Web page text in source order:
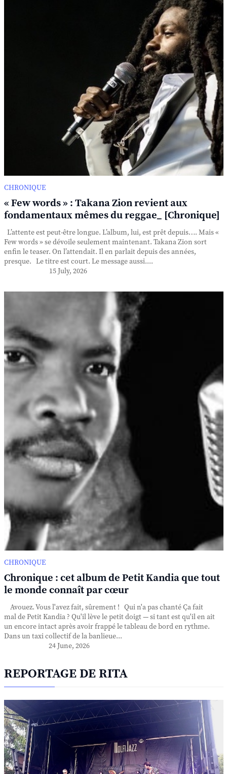
CHRONIQUE
« Few words » : Takana Zion revient aux
fondamentaux mêmes du reggae_ [Chronique]
L’attente est peut-être longue. L’album, lui, est prêt depuis…. Mais «
Few words » se dévoile seulement maintenant. Takana Zion sort
enfin le teaser. On l’attendait. Il en parlait depuis des années,
presque. Le titre est court. Le message aussi....
15 July, 2026
CHRONIQUE
Chronique : cet album de Petit Kandia que tout
le monde connaît par cœur
Avouez. Vous l'avez fait, sûrement ! Qui n'a pas chanté Ça fait
mal de Petit Kandia ? Qu'il lève le petit doigt — si tant est qu'il en ait
un encore intact après avoir frappé le tableau de bord en rythme.
Dans un taxi collectif de la banlieue...
24 June, 2026
REPORTAGE DE RITA